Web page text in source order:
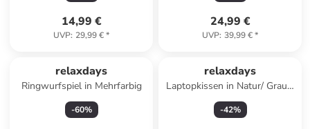
14,99 €
UVP: 29,99 €*
24,99 €
UVP: 39,99 €*
relaxdays
Ringwurfspiel in Mehrfarbig
-60%
relaxdays
Laptopkissen in Natur/ Grau -
(B)46 x (H)5,5 x (T)35 cm
-42%